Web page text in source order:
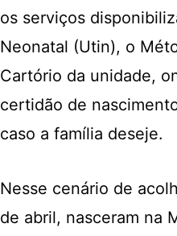
os serviços
Neonatal (Utin), o
Cartório da unidade,
certidão de
caso a família deseje.
Nesse cenário de
de abril, nasceram na